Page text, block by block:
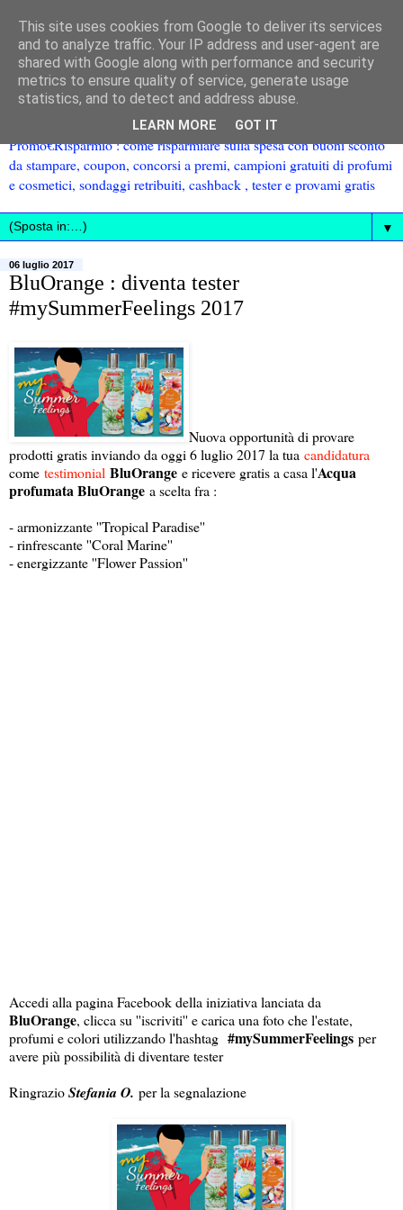
Promo€Risparmio : come risparmiare sulla spesa con buoni sconto
da stampare, coupon, concorsi a premi, campioni gratuiti di profumi
e cosmetici, sondaggi retribuiti, cashback , tester e provami gratis
▼
06 luglio 2017
BluOrange : diventa tester
#mySummerFeelings 2017
Nuova opportunità di provare
prodotti gratis inviando da oggi 6 luglio 2017 la tua candidatura
come testimonial BluOrange e ricevere gratis a casa l'Acqua
profumata BluOrange a scelta fra :
- armonizzante ''Tropical Paradise''
- rinfrescante ''Coral Marine''
- energizzante ''Flower Passion''
Accedi alla pagina Facebook della iniziativa lanciata da
BluOrange, clicca su ''iscriviti'' e carica una foto che l'estate,
profumi e colori utilizzando l'hashtag #mySummerFeelings per
avere più possibilità di diventare tester
RingrazioStefania O. per la segnalazione
This site uses cookies from Google to deliver its services
and to analyze traffic. Your IP address and user-agent are
shared with Google along with performance and security
metrics to ensure quality of service, generate usage
statistics, and to detect and address abuse.
LEARN MORE GOT IT